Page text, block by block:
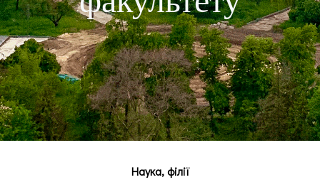
Наука, філії